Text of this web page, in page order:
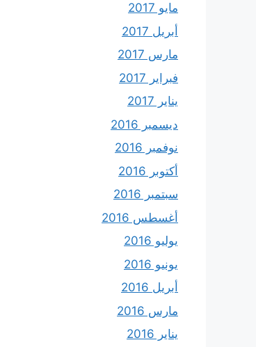
مايو 2017
أبريل 2017
مارس 2017
فبراير 2017
يناير 2017
ديسمبر 2016
نوفمبر 2016
أكتوبر 2016
سبتمبر 2016
أغسطس 2016
يوليو 2016
يونيو 2016
أبريل 2016
مارس 2016
يناير 2016